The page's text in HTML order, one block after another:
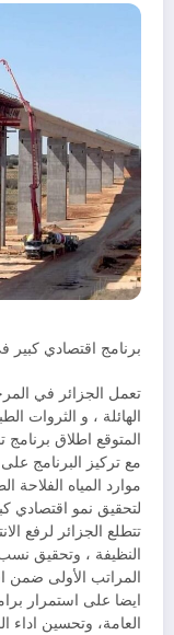
برنامج اقتصادي كبير
تعمل الجزائر في
الهائلة ، و الثروات
مع تركيز البرنامج
موارد المياه الفلاحة
لتحقيق نمو اقتصادي كبير في
تتطلع الجزائر لرفع
النظيفة ، وتحقيق
المراتب الأولى ضمن
ايضا على استمرار
العامة، وتحسين